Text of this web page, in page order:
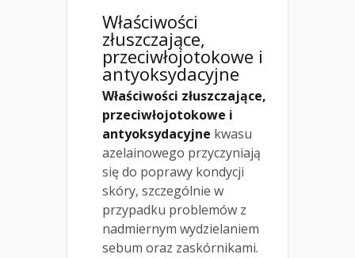
Właściwości
złuszczające,
przeciwłojotokowe i
antyoksydacyjne
Właściwości złuszczające,
przeciwłojotokowe i
antyoksydacyjne kwasu
azelainowego przyczyniają
się do poprawy kondycji
skóry, szczególnie w
przypadku problemów z
nadmiernym wydzielaniem
sebum oraz zaskórnikami.